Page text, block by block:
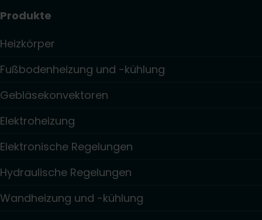
Produkte
Heizkörper
Fußbodenheizung und -kühlung
Gebläsekonvektoren
Elektroheizung
Elektronische Regelungen
Hydraulische Regelungen
Wandheizung und -kühlung